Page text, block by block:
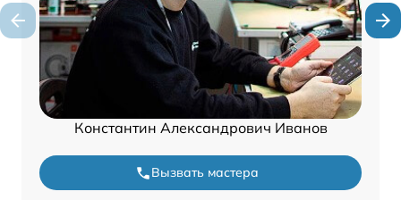
Константин Александрович Иванов
Вызвать мастера